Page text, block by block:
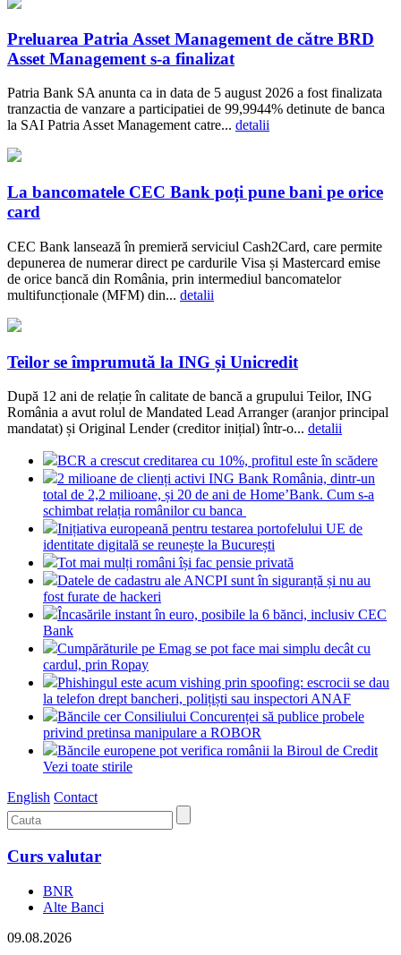
Preluarea Patria Asset Management de către BRD
Asset Management s-a finalizat
Patria Bank SA anunta ca in data de 5 august 2026 a fost finalizata
tranzactia de vanzare a participatiei de 99,9944% detinute de banca
la SAI Patria Asset Management catre... detalii
La bancomatele CEC Bank poți pune bani pe orice
card
CEC Bank lansează în premieră serviciul Cash2Card, care permite
depunerea de numerar direct pe cardurile Visa și Mastercard emise
de orice bancă din România, prin intermediul bancomatelor
multifuncționale (MFM) din... detalii
Teilor se împrumută la ING și Unicredit
După 12 ani de relație în calitate de bancă a grupului Teilor, ING
România a avut rolul de Mandated Lead Arranger (aranjor principal
mandatat) și Original Lender (creditor inițial) într-o... detalii
BCR a crescut creditarea cu 10%, profitul este în scădere
2 milioane de clienți activi ING Bank România, dintr-un
total de 2,2 milioane, și 20 de ani de Home’Bank. Cum s-a
schimbat relația românilor cu banca
Inițiativa europeană pentru testarea portofelului UE de
identitate digitală se reunește la București
Tot mai mulți români își fac pensie privată
Datele de cadastru ale ANCPI sunt în siguranță și nu au
fost furate de hackeri
Încasările instant în euro, posibile la 6 bănci, inclusiv CEC
Bank
Cumpărăturile pe Emag se pot face mai simplu decât cu
cardul, prin Ropay
Phishingul este acum vishing prin spoofing: escrocii se dau
la telefon drept bancheri, polițiști sau inspectori ANAF
Băncile cer Consiliului Concurenței să publice probele
privind pretinsa manipulare a ROBOR
Băncile europene pot verifica românii la Biroul de Credit
Vezi toate stirile
English Contact
Curs valutar
BNR
Alte Banci
09.08.2026